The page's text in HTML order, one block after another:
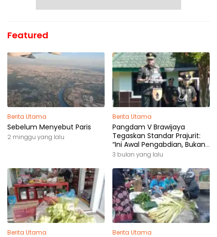
Featured
Berita Utama
Sebelum Menyebut Paris
2 minggu yang lalu
Berita Utama
Pangdam V Brawijaya
Tegaskan Standar Prajurit:
“Ini Awal Pengabdian, Bukan
Akhir Perjalanan”
3 bulan yang lalu
Berita Utama Berita Utama